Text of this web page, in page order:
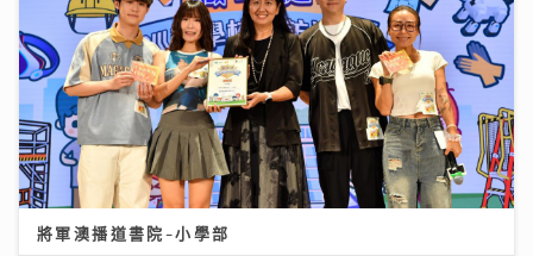
將軍澳播道書院-小學部